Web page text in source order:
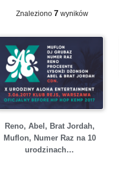
Znaleziono 7 wyników
Reno, Abel, Brat Jordah,
Muflon, Numer Raz na 10
urodzinach…